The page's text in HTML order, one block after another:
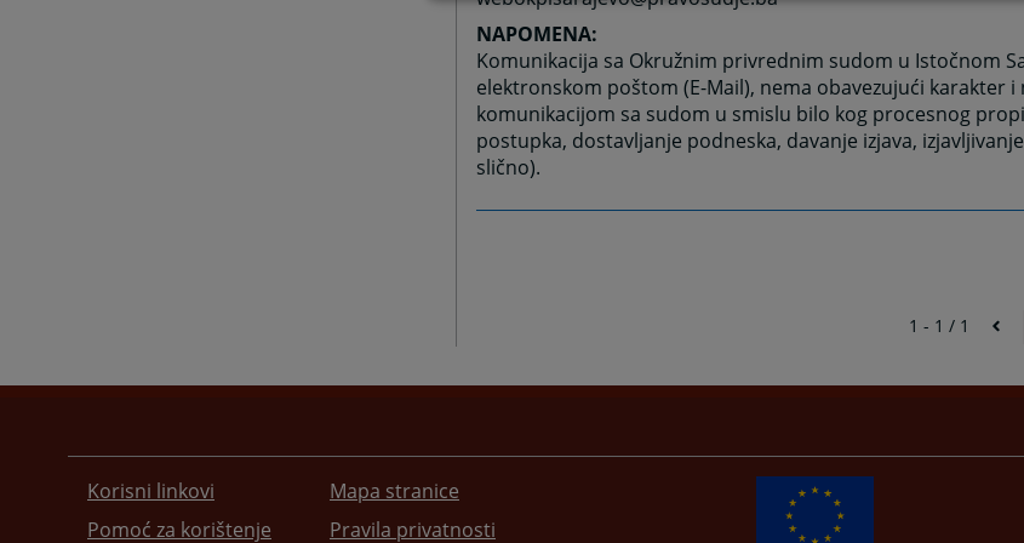
NAPOMENA:
Komunikacija sa Okružnim privrednim sudom u Istočnom
elektronskom poštom (E-Mail), nema obavezujući karakter i
komunikacijom sa sudom u smislu bilo kog procesnog
postupka, dostavljanje podneska, davanje izjava,
slično).
1 - 1 / 1
Korisni linkovi
Pomoć za korištenje
Mapa stranice
Pravila privatnosti